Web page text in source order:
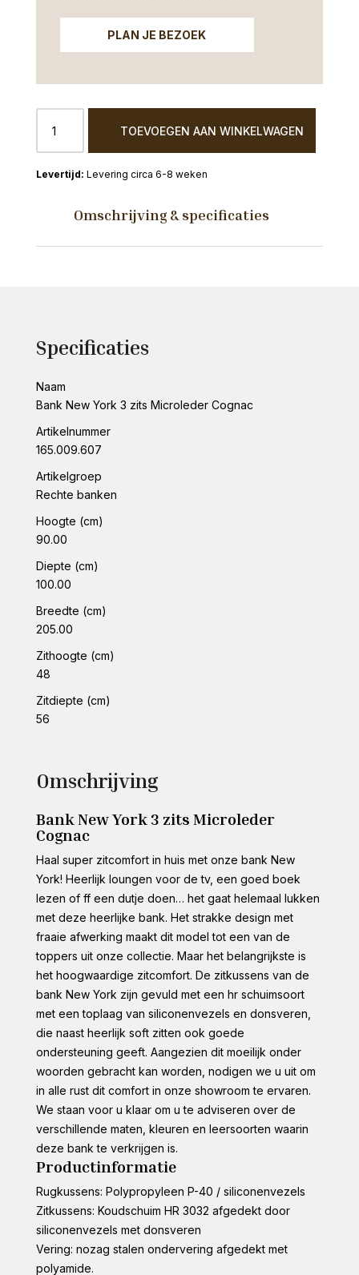
PLAN JE BEZOEK
New
York
3
Microleder
aantal
TOEVOEGEN AAN WINKELWAGEN
Levering circa 6-8 weken
Omschrijving & specificaties
Specificaties
Naam
Bank New York 3 zits Microleder Cognac
Artikelnummer
165.009.607
Artikelgroep
Rechte banken
Hoogte (cm)
90.00
Diepte (cm)
100.00
Breedte (cm)
205.00
Zithoogte (cm)
48
Zitdiepte (cm)
56
Omschrijving
Bank New York 3 zits Microleder
Cognac
Haal super zitcomfort in huis met onze bank New
York! Heerlijk loungen voor de tv, een goed boek
lezen of ff een dutje doen… het gaat helemaal lukken
met deze heerlijke bank. Het strakke design met
fraaie afwerking maakt dit model tot een van de
toppers uit onze collectie. Maar het belangrijkste is
het hoogwaardige zitcomfort. De zitkussens van de
bank New York zijn gevuld met een hr schuimsoort
met een toplaag van siliconenvezels en donsveren,
die naast heerlijk soft zitten ook goede
ondersteuning geeft. Aangezien dit moeilijk onder
woorden gebracht kan worden, nodigen we u uit om
in alle rust dit comfort in onze showroom te ervaren.
We staan voor u klaar om u te adviseren over de
verschillende maten, kleuren en leersoorten waarin
deze bank te verkrijgen is.
Productinformatie
Rugkussens: Polypropyleen P-40 / siliconenvezels
Zitkussens: Koudschuim HR 3032 afgedekt door
siliconenvezels met donsveren
Vering: nozag stalen ondervering afgedekt met
polyamide.